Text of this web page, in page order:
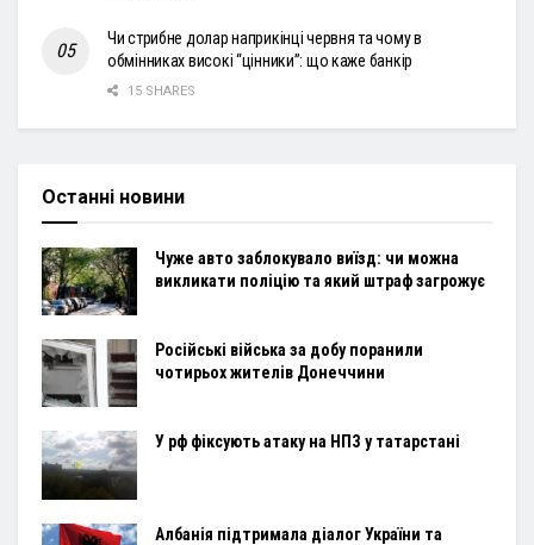
Чи стрибне долар наприкінці червня та чому в
обмінниках високі “цінники”: що каже банкір
15 SHARES
Останні новини
Чуже авто заблокувало виїзд: чи можна
викликати поліцію та який штраф загрожує
Російські війська за добу поранили
чотирьох жителів Донеччини
У рф фіксують атаку на НПЗ у татарстані
Албанія підтримала діалог України та